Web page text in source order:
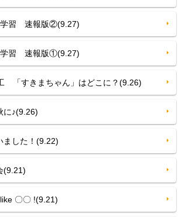
習 速報版②(9.27)
習 速報版①(9.27)
「すきまちゃん」はどこに？(9.26)
に♪(9.26)
ました！(9.22)
(9.21)
〇〇 !(9.21)